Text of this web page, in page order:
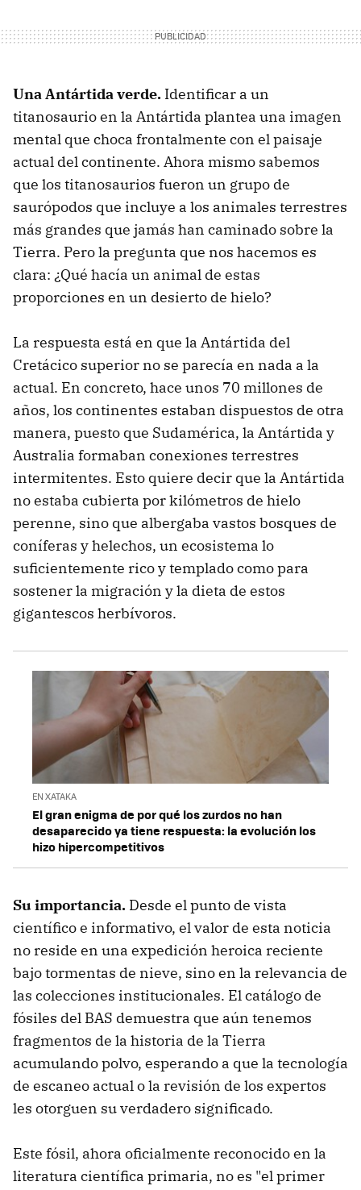
Una Antártida verde. Identificar a un
titanosaurio en la Antártida plantea una imagen
mental que choca frontalmente con el paisaje
actual del continente. Ahora mismo sabemos
que los titanosaurios fueron un grupo de
saurópodos que incluye a los animales terrestres
más grandes que jamás han caminado sobre la
Tierra. Pero la pregunta que nos hacemos es
clara: ¿Qué hacía un animal de estas
proporciones en un desierto de hielo?
La respuesta está en que la Antártida del
Cretácico superior no se parecía en nada a la
actual. En concreto, hace unos 70 millones de
años, los continentes estaban dispuestos de otra
manera, puesto que Sudamérica, la Antártida y
Australia formaban conexiones terrestres
intermitentes. Esto quiere decir que la Antártida
no estaba cubierta por kilómetros de hielo
perenne, sino que albergaba vastos bosques de
coníferas y helechos, un ecosistema lo
suficientemente rico y templado como para
sostener la migración y la dieta de estos
gigantescos herbívoros.
EN XATAKA
El gran enigma de por qué los zurdos no han
desaparecido ya tiene respuesta: la evolución los
hizo hipercompetitivos
Su importancia. Desde el punto de vista
científico e informativo, el valor de esta noticia
no reside en una expedición heroica reciente
bajo tormentas de nieve, sino en la relevancia de
las colecciones institucionales. El catálogo de
fósiles del BAS demuestra que aún tenemos
fragmentos de la historia de la Tierra
acumulando polvo, esperando a que la tecnología
de escaneo actual o la revisión de los expertos
les otorguen su verdadero significado.
Este fósil, ahora oficialmente reconocido en la
literatura científica primaria, no es "el primer